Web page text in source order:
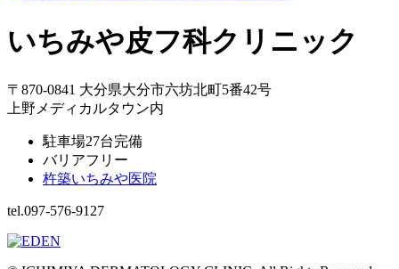
いちみや皮フ科クリニック
〒870-0841 大分県大分市六坊北町5番42号
上野メディカルタウン内
駐車場27台完備
バリアフリー
杵築いちみや医院
tel.097-576-9127